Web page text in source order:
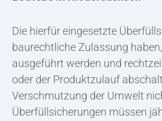
Die hierfür eingesetzte
baurechtliche Zulassung
ausgeführt werden und
oder der Produktzulauf
Verschmutzung der Umwelt
Überfüllsicherungen müssen